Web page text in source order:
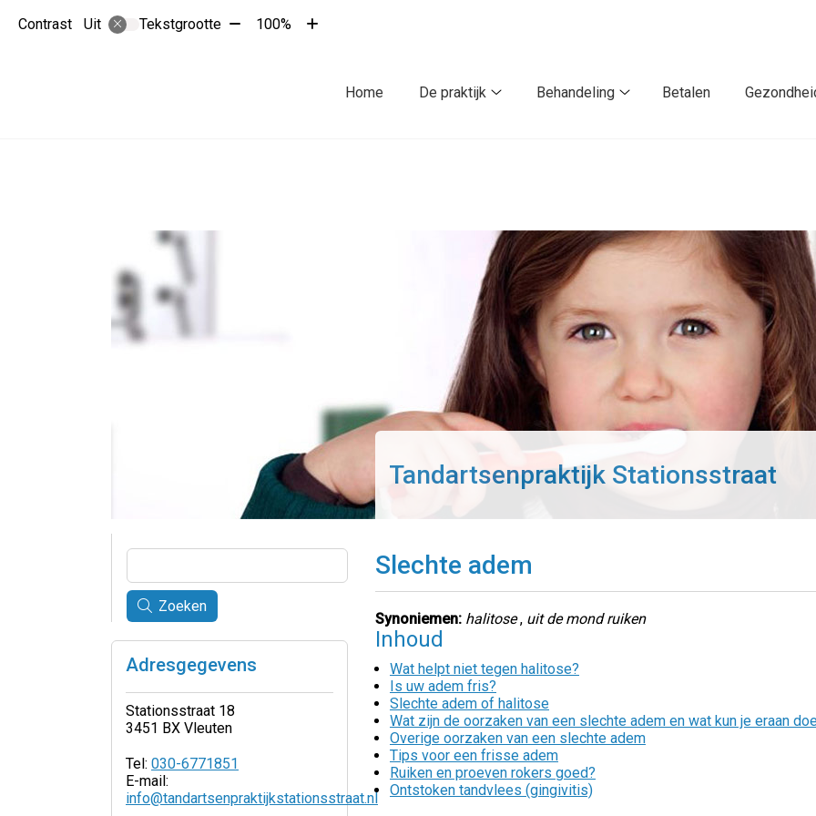
Contrast Uit Tekstgrootte Tekst100%
Tekst
Home
De praktijk
Behandeling
Betalen
Tandartsenpraktijk Stationsstraat
Slechte adem
Synoniemen: halitose, uit de mond ruiken
Inhoud
Wat helpt niet tegen halitose?
Is uw adem fris?
Slechte adem of halitose
Wat zijn de oorzaken van een slechte adem en wat kun je eraan
Overige oorzaken van een slechte adem
Tips voor een frisse adem
Ruiken en proeven rokers goed?
Ontstoken tandvlees (gingivitis)
Zoeken
Adresgegevens
Stationsstraat 18
3451 BX Vleuten
Tel: 030-6771851
E-mail:
info@tandartsenpraktijkstationsstraat.nl